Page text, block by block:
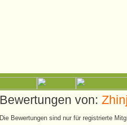
Bewertungen von:
Die Bewertungen sind nur für registrierte